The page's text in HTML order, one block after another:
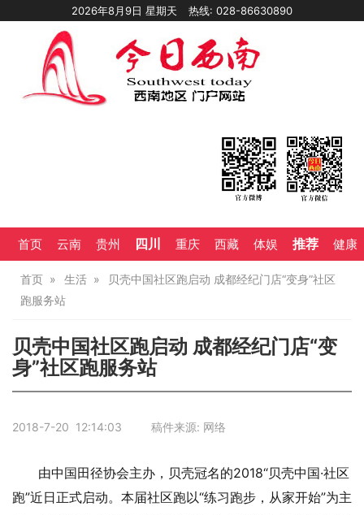
2026年8月9日 星期天 热线: 028-86630890
首页 云南 贵州 四川 重庆 西藏 体娱 推荐 健康
首页 生活
贝壳中国社区跑启动 成都经纪门店“变身”社区
跑服务站
贝壳中国社区跑启动 成都经纪门店“变
身”社区跑服务站
2018-7-20 12:14:03 稿件来源: 网络
由中国田径协会主办，贝壳冠名的2018“贝壳中国·社区
跑”近日正式启动。本届社区跑以“练习跑步，从家开始”为主